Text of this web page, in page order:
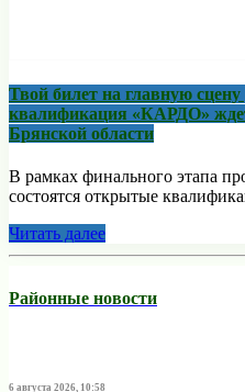
Твой билет на главную
квалификация «КАРДО»
Брянской области
В рамках финального этапа
состоятся открытые
Читать далее
Районные новости
6 августа 2026, 10:58